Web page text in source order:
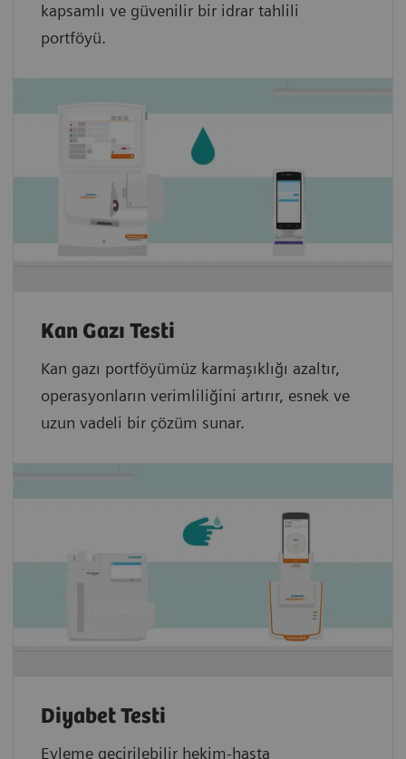
kapsamlı ve güvenilir bir idrar tahlili
portföyü.
Kan Gazı Testi
Kan gazı portföyümüz karmaşıklığı azaltır,
operasyonların verimliliğini artırır, esnek ve
uzun vadeli bir çözüm sunar.
Diyabet Testi
Eyleme geçirilebilir hekim-hasta